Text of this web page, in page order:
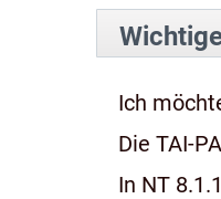
Ich
Die TAI-
In NT